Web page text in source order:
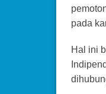
pada
Hal ini